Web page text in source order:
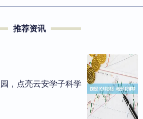
推荐资讯
，点亮云安学子科学